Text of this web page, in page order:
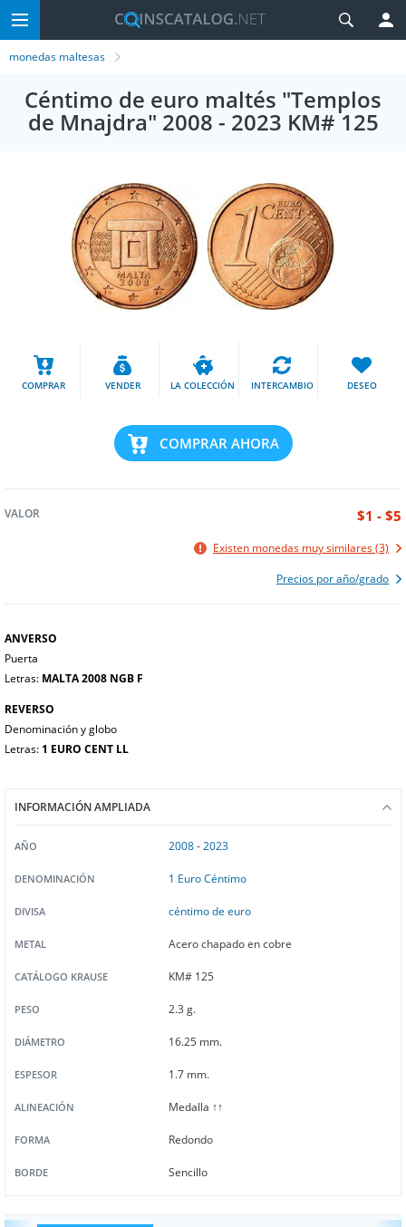
monedas maltesas
Céntimo de euro maltés "Templos
de Mnajdra" 2008 - 2023 KM# 125
COMPRAR VENDER LA COLECCIÓN INTERCAMBIO DESEO
COMPRAR AHORA
VALOR $1 - $5
Existen monedas muy similares (3)
Precios por año/grado
ANVERSO
Puerta
Letras: MALTA 2008 NGB F
REVERSO
Denominación y globo
Letras: 1 EURO CENT LL
INFORMACIÓN AMPLIADA
AÑO 2008-2023
DENOMINACIÓN 1 Euro Céntimo
DIVISA céntimo de euro
METAL Acero chapado en cobre
CATÁLOGO KRAUSE KM# 125
PESO 2.3 g.
DIÁMETRO 16.25 mm.
ESPESOR 1.7 mm.
ALINEACIÓN Medalla ↑↑
FORMA Redondo
BORDE Sencillo